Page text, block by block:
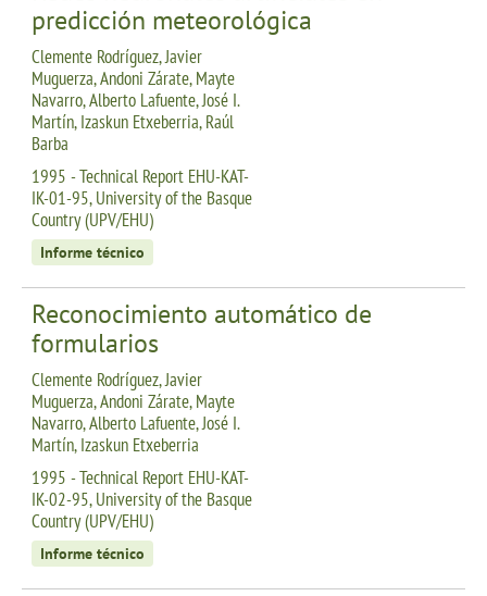
predicción meteorológica
Clemente Rodríguez, Javier
Muguerza, Andoni Zárate, Mayte
Navarro, Alberto Lafuente, José I.
Martín, Izaskun Etxeberria, Raúl
Barba
1995 - Technical Report EHU-KAT-
IK-01-95, University of the Basque
Country (UPV/EHU)
Informe técnico
Reconocimiento automático de
formularios
Clemente Rodríguez, Javier
Muguerza, Andoni Zárate, Mayte
Navarro, Alberto Lafuente, José I.
Martín, Izaskun Etxeberria
1995 - Technical Report EHU-KAT-
IK-02-95, University of the Basque
Country (UPV/EHU)
Informe técnico